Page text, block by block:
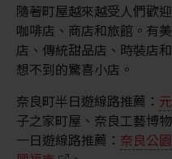
隨著町屋越來越受人們歡
咖啡店、商店和旅館。有
店、傳統甜品店、時裝店
想不到的驚喜小店。
奈良町半日遊線路推薦：
子之家町屋、奈良工藝博
一日遊線路推薦： 奈良公園